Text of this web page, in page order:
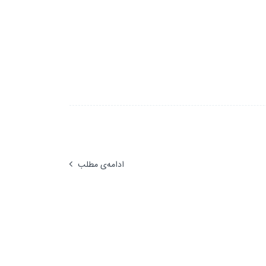
ادامه‌ی مطلب